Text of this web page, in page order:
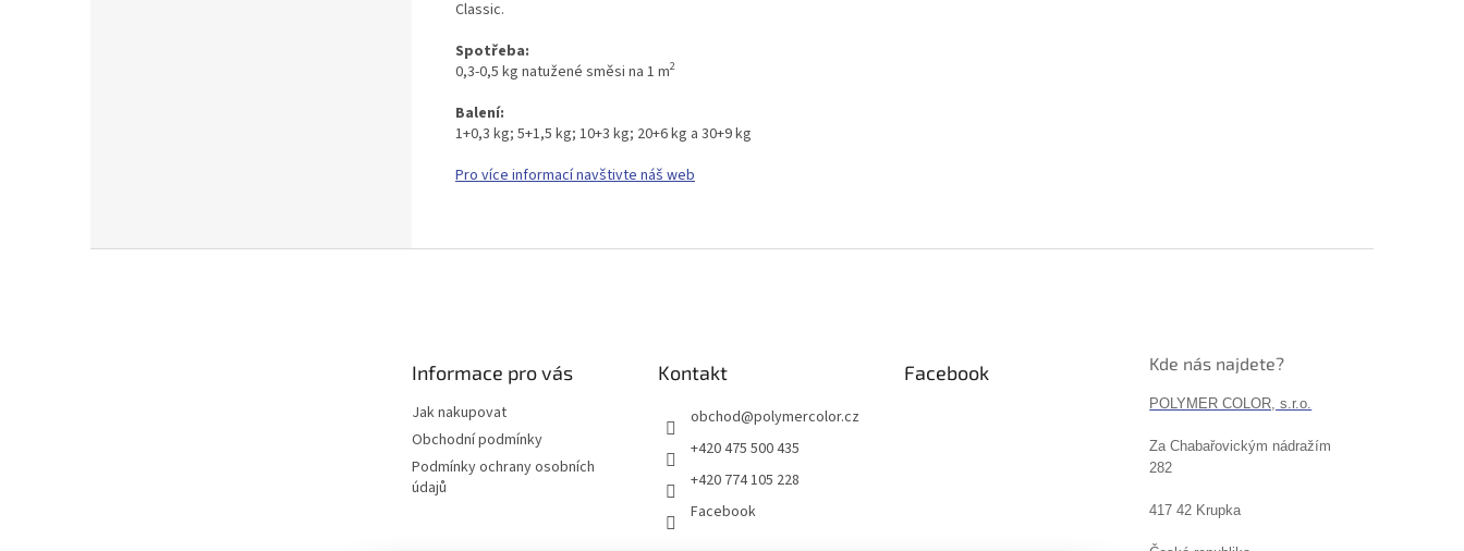
Classic.
Spotřeba:
0,3-0,5 kg natužené směsi na 1 m2
Balení:
1+0,3 kg; 5+1,5 kg; 10+3 kg; 20+6 kg a 30+9 kg
Pro více informací navštivte náš web
Informace pro vás
Jak nakupovat
Obchodní podmínky
Podmínky ochrany osobních
údajů
Kontakt
obchod@polymercolor.cz
+420 475 500 435
+420 774 105 228
Facebook
Facebook Kde nás najdete?
POLYMER COLOR, s.r.o.
Za Chabařovickým nádražím
282
417 42 Krupka